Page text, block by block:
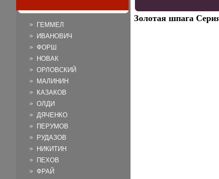
ГЕММЕЛ
ИВАНОВИЧ
ФОРШ
НОВАК
ОРЛОВСКИЙ
МАЛИНИН
КАЗАКОВ
ОЛДИ
ДЯЧЕНКО
ПЕРУМОВ
РУДАЗОВ
НИКИТИН
ПЕХОВ
ФРАЙ
Золотая шпага